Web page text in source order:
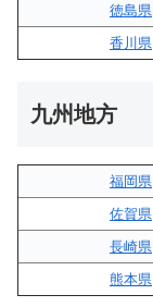
徳島県
香川県
九州地方
福岡県
佐賀県
長崎県
熊本県